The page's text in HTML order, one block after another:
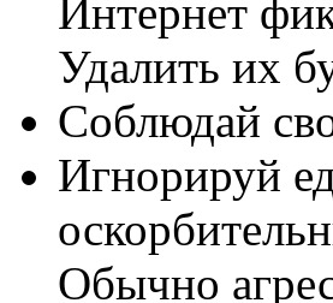
Интернет
Удалить их
Соблюдай
Игнорируй
Обычно